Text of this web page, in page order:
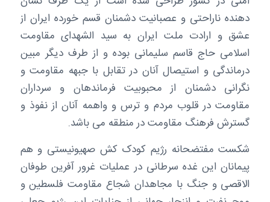
دهنده ناراحتی و عصبانیت دشمنان قسم خورده ایران از
عشق و ارادت ملت ایران به سید الشهدای مقاومت
اسلامی حاج قاسم سلیمانی بوده و از طرف دیگر مبین
درماندگی و استیصال آنان در تقابل با جبهه مقاومت و
نگرانی دشمنان از محبوبیت فرماندهان و سرداران
مقاومت در قلوب مردم و ترس و واهمه آنان از نفوذ و
گسترش فرهنگ مقاومت در منطقه می باشد.
شکست مفتضحانه رژیم کودک کش صهیونیستی و هم
پیمانان این غده سرطانی در عملیات غرور آفرین طوفان
الاقصی و جنگ با مجاهدان شجاع مقاومت فلسطین و